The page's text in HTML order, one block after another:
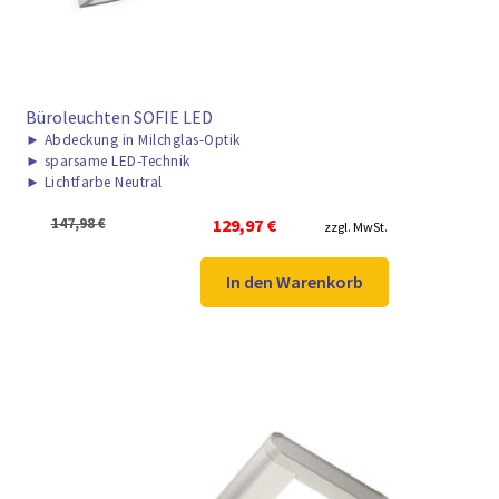
Büroleuchten SOFIE LED
► Abdeckung in Milchglas-Optik
► sparsame LED-Technik
► Lichtfarbe Neutral
147,98€
Ursprünglicher
Preis
war:
147,98 €
129,97 €
Aktueller
Preis
ist:
129,97 €.
zzgl. MwSt.
In den Warenkorb